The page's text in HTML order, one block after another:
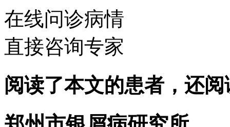
在线问诊病情
直接咨询专家
阅读了本文的患者，还